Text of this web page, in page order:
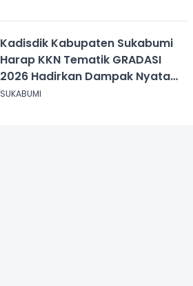
Kadisdik Kabupaten Sukabumi
Harap KKN Tematik GRADASI
2026 Hadirkan Dampak Nyata
bagi Masyarakat
SUKABUMI